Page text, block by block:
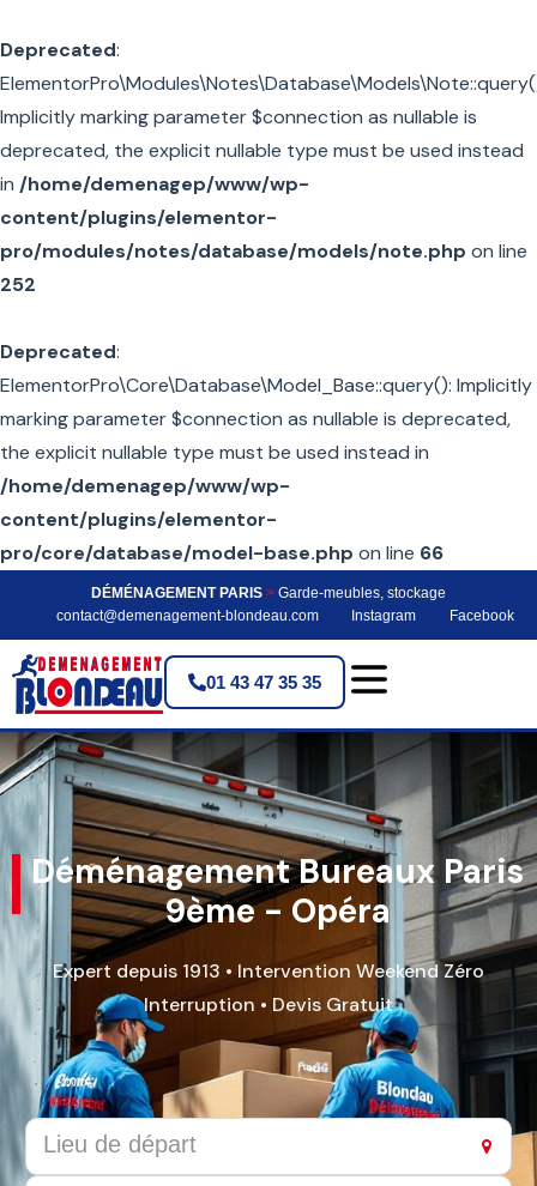
Deprecated:
Implicitly marking parameter $connection as nullable is
deprecated, the explicit nullable type must be used instead
in /home/demenagep/www/wp-
content/plugins/elementor-
pro/modules/notes/database/models/note.php on line
252
Deprecated:
ElementorPro\Core\Database\Model_Base::query(): Implicitly
marking parameter $connection as nullable is deprecated,
the explicit nullable type must be used instead in
/home/demenagep/www/wp-
content/plugins/elementor-
pro/core/database/model-base.php on line 66
DÉMÉNAGEMENT PARIS > Garde-meubles, stockage
contact@demenagement-blondeau.com
Instagram Facebook
01 43 47 35 35
Déménagement Bureaux Paris
9ème - Opéra
Expert depuis 1913 • Intervention Weekend Zéro
Interruption • Devis Gratuit